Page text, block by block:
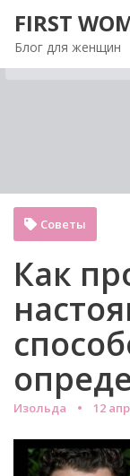
содержимому
FIRST
Блог для женщин
Как
Изольда 12
Советы